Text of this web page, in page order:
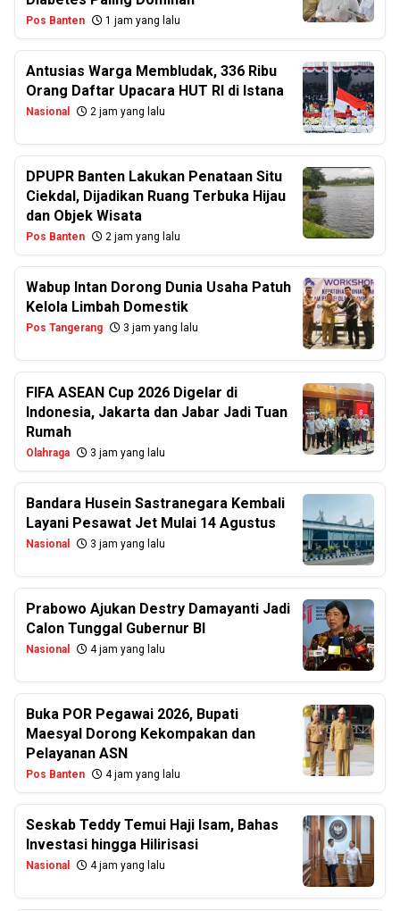
Pos Banten 1 jam yang lalu
Antusias Warga Membludak, 336 Ribu
Orang Daftar Upacara HUT RI di Istana
Nasional 2 jam yang lalu
DPUPR Banten Lakukan Penataan Situ
Ciekdal, Dijadikan Ruang Terbuka Hijau
dan Objek Wisata
Pos Banten 2 jam yang lalu
Wabup Intan Dorong Dunia Usaha Patuh
Kelola Limbah Domestik
Pos Tangerang 3 jam yang lalu
FIFA ASEAN Cup 2026 Digelar di
Indonesia, Jakarta dan Jabar Jadi Tuan
Rumah
Olahraga 3 jam yang lalu
Bandara Husein Sastranegara Kembali
Layani Pesawat Jet Mulai 14 Agustus
Nasional 3 jam yang lalu
Prabowo Ajukan Destry Damayanti Jadi
Calon Tunggal Gubernur BI
Nasional 4 jam yang lalu
Buka POR Pegawai 2026, Bupati
Maesyal Dorong Kekompakan dan
Pelayanan ASN
Pos Banten 4 jam yang lalu
Seskab Teddy Temui Haji Isam, Bahas
Investasi hingga Hilirisasi
Nasional 4 jam yang lalu